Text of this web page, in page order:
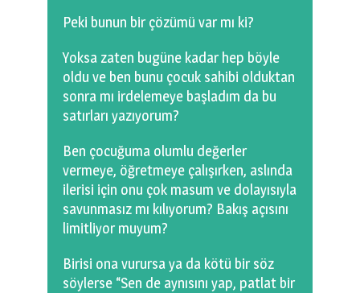
Peki bunun bir çözümü var mı ki?
Yoksa zaten bugüne kadar hep böyle
oldu ve ben bunu çocuk sahibi olduktan
sonra mı irdelemeye başladım da bu
satırları yazıyorum?
Ben çocuğuma olumlu değerler
vermeye, öğretmeye çalışırken, aslında
ilerisi için onu çok masum ve dolayısıyla
savunmasız mı kılıyorum? Bakış açısını
limitliyor muyum?
Birisi ona vurursa ya da kötü bir söz
söylerse “Sen de aynısını yap, patlat bir